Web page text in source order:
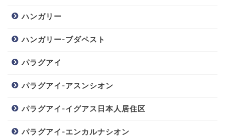
ハンガリー
ハンガリー-ブダペスト
パラグアイ
パラグアイ-アスンシオン
パラグアイ-イグアス日本人居住区
パラグアイ-エンカルナシオン